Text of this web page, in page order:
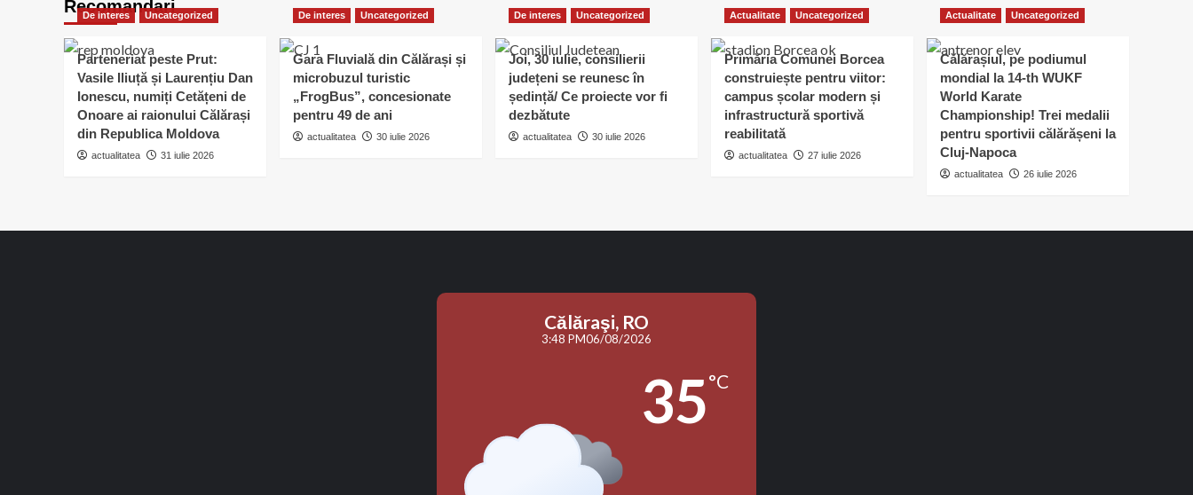
premiat
performanța,
mediul
educațional
și
sportiv
călărășean
„Noaptea
a
muzicii
ARTE”
West
la
persoană
domiciliată
în
județul
Călărași
Recomandari
De interes Uncategorized
Parteneriat peste Prut:
Vasile Iliuță și Laurențiu Dan
Ionescu, numiți Cetățeni de
Onoare ai raionului Călărași
din Republica Moldova
actualitatea 31 iulie 2026
De interes Uncategorized
Gara Fluvială din Călărași și
microbuzul turistic
„FrogBus”, concesionate
pentru 49 de ani
actualitatea 30 iulie 2026
De interes Uncategorized
Joi, 30 iulie, consilierii
județeni se reunesc în
ședință/ Ce proiecte vor fi
dezbătute
actualitatea 30 iulie 2026
Actualitate Uncategorized
Primăria Comunei Borcea
construiește pentru viitor:
campus școlar modern și
infrastructură sportivă
reabilitată
actualitatea 27 iulie 2026
Actualitate Uncategorized
Călărașiul, pe podiumul
mondial la 14-th WUKF
World Karate
Championship! Trei medalii
pentru sportivii călărășeni la
Cluj-Napoca
actualitatea 26 iulie 2026
Călăraşi, RO
3:48 PM06/08/2026
35°C